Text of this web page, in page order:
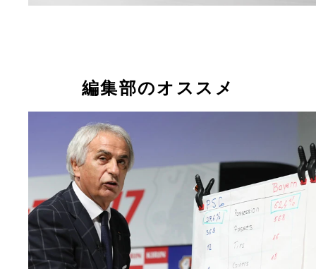
編集部のオススメ